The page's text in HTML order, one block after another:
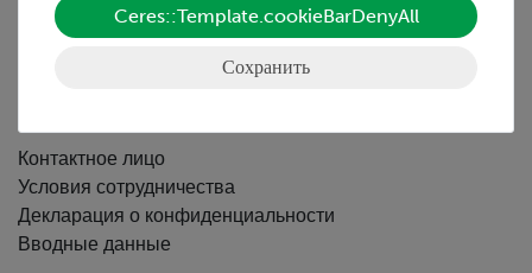
Nach oben
Контактное лицо
Условия сотрудничества
Декларация о конфиденциальности
Вводные данные
Ceres::Template.cookieBarDenyAll
Сохранить